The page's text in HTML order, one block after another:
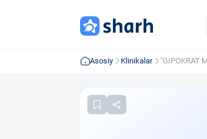
Asosiy Klinikalar "GIPOKRAT